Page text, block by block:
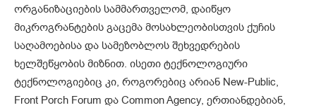
ორგანიზაციების სამმართველომ, დაიწყო
მიკროგრანტების გაცემა მოსახლეობისთვის ქუჩის
საღამოებისა და სამეზობლოს შეხვედრების
ხელშეწყობის მიზნით. ისეთი ტექნოლოგიური
ტექნოლოგიებიც კი, როგორებიც არიან New-Public,
Front Porch Forum და Common Agency, ერთიანდებიან,